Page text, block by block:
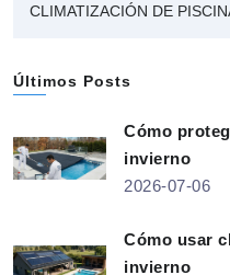
CLIMATIZACIÓN DE
Últimos Posts
Cómo
invierno
2026-07-06
Cómo usar
invierno